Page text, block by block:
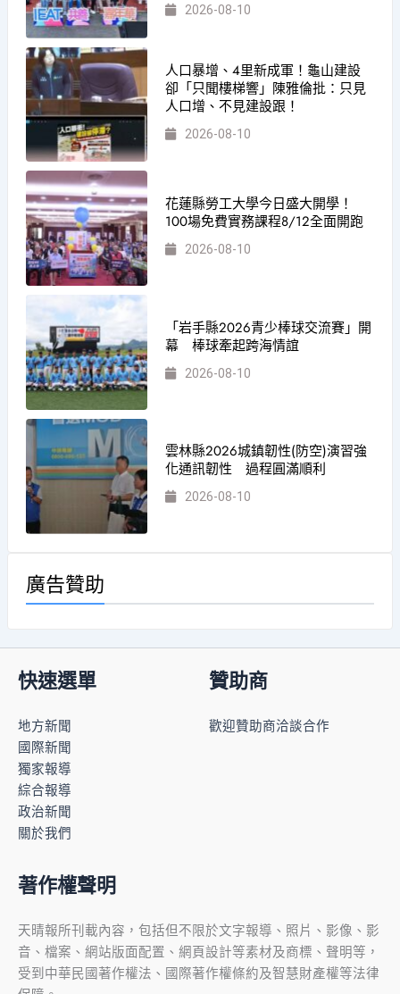
2026-08-10
人口暴增、4里新成軍！龜山建設
卻「只聞樓梯響」陳雅倫批：只見
人口增、不見建設跟！
2026-08-10
花蓮縣勞工大學今日盛大開學！
100場免費實務課程8/12全面開跑
2026-08-10
「岩手縣2026青少棒球交流賽」開
幕 棒球牽起跨海情誼
2026-08-10
雲林縣2026城鎮韌性(防空)演習強
化通訊韌性 過程圓滿順利
2026-08-10
廣告贊助
快速選單
地方新聞
國際新聞
獨家報導
綜合報導
政治新聞
關於我們
贊助商
歡迎贊助商洽談合作
著作權聲明
天晴報所刊載內容，包括但不限於文字報導、照片、影像、影
音、檔案、網站版面配置、網頁設計等素材及商標、聲明等，
受到中華民國著作權法、國際著作權條約及智慧財產權等法律